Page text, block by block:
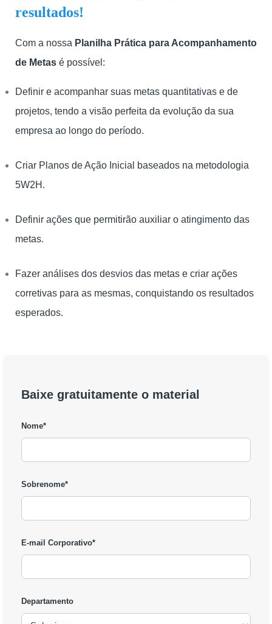
resultados!
Com a nossa Planilha Prática para Acompanhamento
de Metas é possível:
Definir e acompanhar suas metas quantitativas e de
projetos, tendo a visão perfeita da evolução da sua
empresa ao longo do período.
Criar Planos de Ação Inicial baseados na metodologia
5W2H.
Definir ações que permitirão auxiliar o atingimento das
metas.
Fazer análises dos desvios das metas e criar ações
corretivas para as mesmas, conquistando os resultados
esperados.
Baixe gratuitamente o material
Nome*
Sobrenome*
E-mail Corporativo*
Departamento